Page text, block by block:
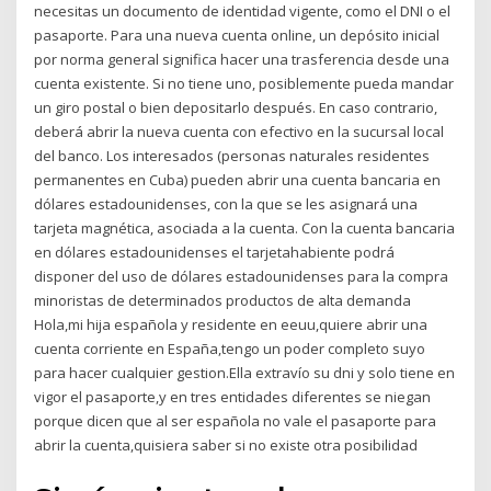
necesitas un documento de identidad vigente, como el DNI o el
pasaporte. Para una nueva cuenta online, un depósito inicial
por norma general significa hacer una trasferencia desde una
cuenta existente. Si no tiene uno, posiblemente pueda mandar
un giro postal o bien depositarlo después. En caso contrario,
deberá abrir la nueva cuenta con efectivo en la sucursal local
del banco. Los interesados (personas naturales residentes
permanentes en Cuba) pueden abrir una cuenta bancaria en
dólares estadounidenses, con la que se les asignará una
tarjeta magnética, asociada a la cuenta. Con la cuenta bancaria
en dólares estadounidenses el tarjetahabiente podrá
disponer del uso de dólares estadounidenses para la compra
minoristas de determinados productos de alta demanda
Hola,mi hija española y residente en eeuu,quiere abrir una
cuenta corriente en España,tengo un poder completo suyo
para hacer cualquier gestion.Ella extravío su dni y solo tiene en
vigor el pasaporte,y en tres entidades diferentes se niegan
porque dicen que al ser española no vale el pasaporte para
abrir la cuenta,quisiera saber si no existe otra posibilidad